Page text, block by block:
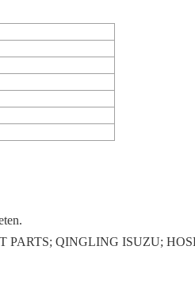
QINGLING ISUZU;